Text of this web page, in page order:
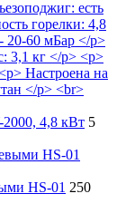
2000, 4,8 кВт 5
HS-01 250